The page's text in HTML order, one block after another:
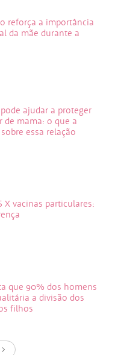
reforça a importância
da mãe durante a
ajudar a proteger
de mama: o que a
essa relação
X vacinas particulares:
que 90% dos homens
a divisão dos
filhos